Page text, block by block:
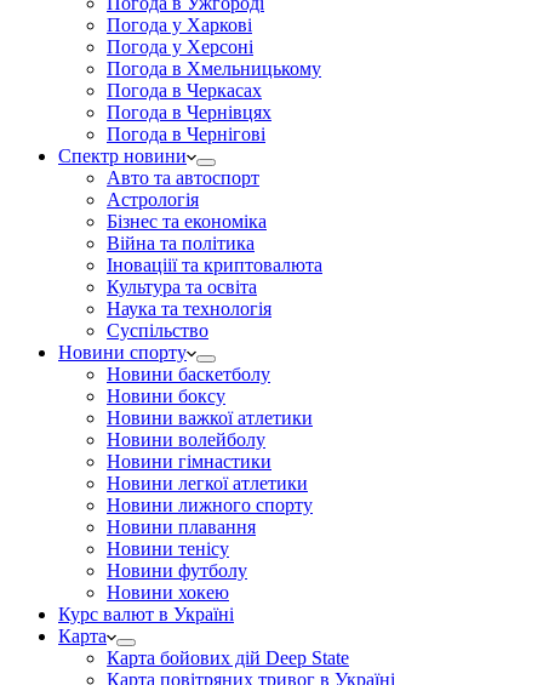
Погода у Харкові
Погода у Херсоні
Погода в Хмельницькому
Погода в Черкасах
Погода в Чернівцях
Погода в Чернігові
Спектр новини
Авто та автоспорт
Астрологія
Бізнес та економіка
Війна та політика
Іноваціії та криптовалюта
Культура та освіта
Наука та технологія
Суспільство
Новини спорту
Новини баскетболу
Новини боксу
Новини важкої атлетики
Новини волейболу
Новини гімнастики
Новини легкої атлетики
Новини лижного спорту
Новини плавання
Новини тенісу
Новини футболу
Новини хокею
Курс валют в Україні
Карта
Карта бойових дій Deep State
Карта повітряних тривог в Україні